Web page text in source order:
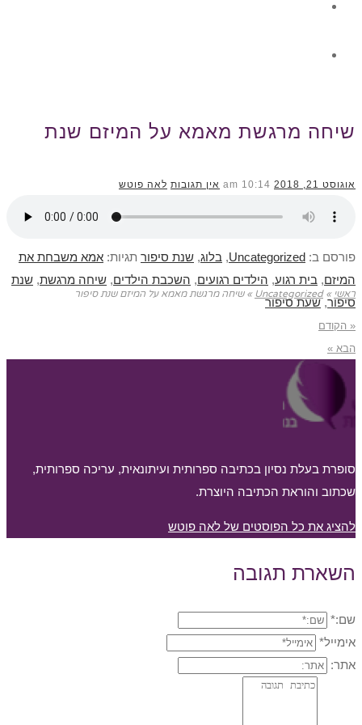
שיחה מרגשת מאמא על המיזם שנת
סיפור
ראשי »
Uncategorized
» שיחה מרגשת מאמא על המיזם שנת סיפור
אוגוסט 21, 2018 10:14 am אין תגובות לאה פוטש
פורסם ב: Uncategorized
, בלוג, שנת סיפור תגיות: אמא משבחת את
המיזם, בית רגוע, הילדים רגועים, השכבת הילדים, שיחה מרגשת, שנת
סיפור,שעת סיפור
« הקודם
הבא »
סופרת בעלת נסיון בכתיבה ספרותית ועיתונאית, עריכה ספרותית,
שכתוב והוראת הכתיבה היוצרת.
להציג את כל הפוסטים של לאה פוטש
השארת תגובה
שם:*
אימייל*
אתר: